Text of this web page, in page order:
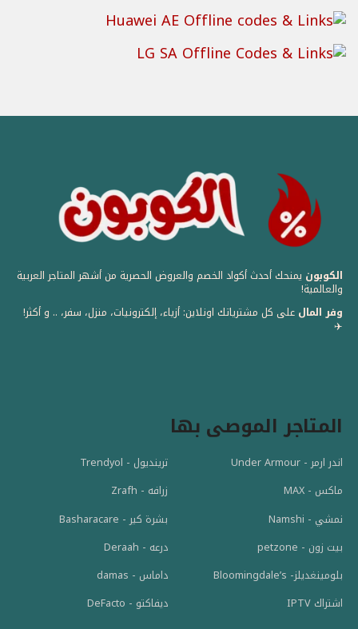
الكوبون يمنحك أحدث أكواد الخصم والعروض الحصرية من أشهر المتاجر العربية
والعالمية! ️
وفر المال على كل مشترياتك اونلاين: أزياء، إلكترونيات، منزل، سفر، .. و أكثر!
✈️
المتاجر الموصى بها
اندر ارمر - Under Armour
ترينديول - Trendyol
ماكس - MAX
زرافه - Zrafh
نمشي - Namshi
بشرة كير - Basharacare
بيت زون - petzone
درعه - Deraah
بلومينغديلز- Bloomingdale’s
داماس - damas
اشتراك IPTV
ديفاكتو - DeFacto